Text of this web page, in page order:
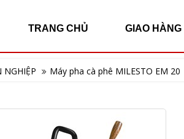
TRANG CHỦ GIAO HÀNG
NGHIỆP Máy pha cà phê MILESTO EM 20